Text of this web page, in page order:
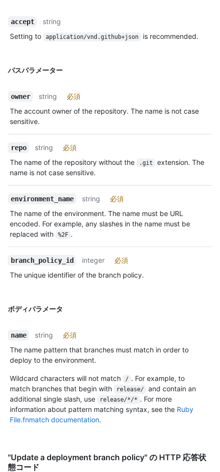
accept
string
Setting to
application/vnd.github+json is recommended.
パスパラメーター
owner string
必須
The account owner of the repository. The name is not case
sensitive.
repo string
必須
The name of the repository without the
.git
extension. The
name is not case sensitive.
environment_name string
必須
The name of the environment. The name must be URL
encoded. For example, any slashes in the name must be
replaced with
%2F .
branch_policy_id integer
必須
The unique identifier of the branch policy.
ボディパラメータ
name string
必須
The name pattern that branches must match in order to
deploy to the environment.
Wildcard characters will not match / . For example, to
match branches that begin with
release/
and contain an
additional single slash, use
release/*/* . For more
information about pattern matching syntax, see the Ruby
File.fnmatch documentation.
"Update a deployment branch policy" の HTTP 応答状
態コード